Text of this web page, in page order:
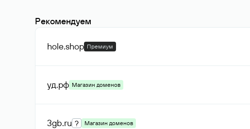
Рекомендуем
hole.shop Премиум
уд.рф Магазин доменов
3gb.ru ? Магазин доменов